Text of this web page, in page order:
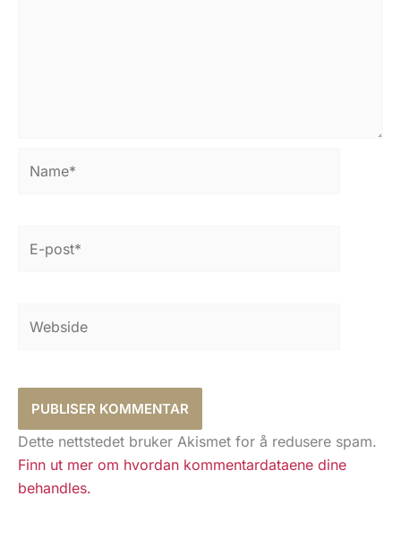
post*
Dette nettstedet bruker Akismet for å redusere spam.
Finn ut mer om hvordan kommentardataene dine
behandles.